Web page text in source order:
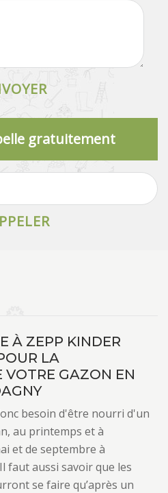
gratuitement
À ZEPP KINDER
LA
VOTRE GAZON EN
besoin d'être nourri d'un
au printemps et à
et de septembre à
faut aussi savoir que les
se faire qu’après un